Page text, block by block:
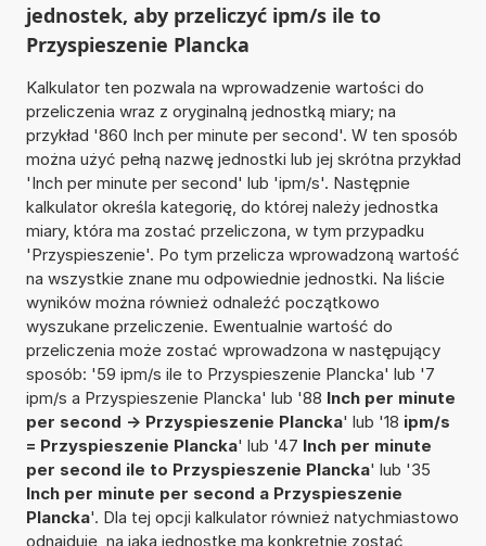
jednostek, aby przeliczyć ipm/s ile to
Przyspieszenie Plancka
Kalkulator ten pozwala na wprowadzenie wartości do
przeliczenia wraz z oryginalną jednostką miary; na
przykład '860 Inch per minute per second'. W ten sposób
można użyć pełną nazwę jednostki lub jej skrótna przykład
'Inch per minute per second' lub 'ipm/s'. Następnie
kalkulator określa kategorię, do której należy jednostka
miary, która ma zostać przeliczona, w tym przypadku
'Przyspieszenie'. Po tym przelicza wprowadzoną wartość
na wszystkie znane mu odpowiednie jednostki. Na liście
wyników można również odnaleźć początkowo
wyszukane przeliczenie. Ewentualnie wartość do
przeliczenia może zostać wprowadzona w następujący
sposób: '59 ipm/s ile to Przyspieszenie Plancka' lub '7
ipm/s a Przyspieszenie Plancka' lub '88 Inch per minute
per second -> Przyspieszenie Plancka' lub '18 ipm/s
= Przyspieszenie Plancka' lub '47 Inch per minute
per second ile to Przyspieszenie Plancka' lub '35
Inch per minute per second a Przyspieszenie
Plancka'. Dla tej opcji kalkulator również natychmiastowo
odnajduje, na jaką jednostkę ma konkretnie zostać